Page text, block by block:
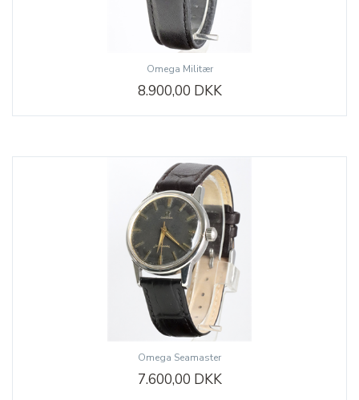
Omega Militær
8.900,00 DKK
Omega Seamaster
7.600,00 DKK